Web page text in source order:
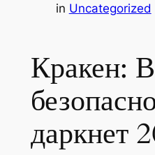
in Uncategorized
Кракен:
даркнет